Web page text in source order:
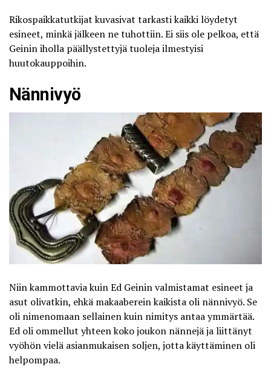
Rikospaikkatutkijat kuvasivat tarkasti kaikki löydetyt
esineet, minkä jälkeen ne tuhottiin. Ei siis ole pelkoa, että
Geinin iholla päällystettyjä tuoleja ilmestyisi
huutokauppoihin.
Nännivyö
Niin kammottavia kuin Ed Geinin valmistamat esineet ja
asut olivatkin, ehkä makaaberein kaikista oli nännivyö. Se
oli nimenomaan sellainen kuin nimitys antaa ymmärtää.
Ed oli ommellut yhteen koko joukon nännejä ja liittänyt
vyöhön vielä asianmukaisen soljen, jotta käyttäminen oli
helpompaa.